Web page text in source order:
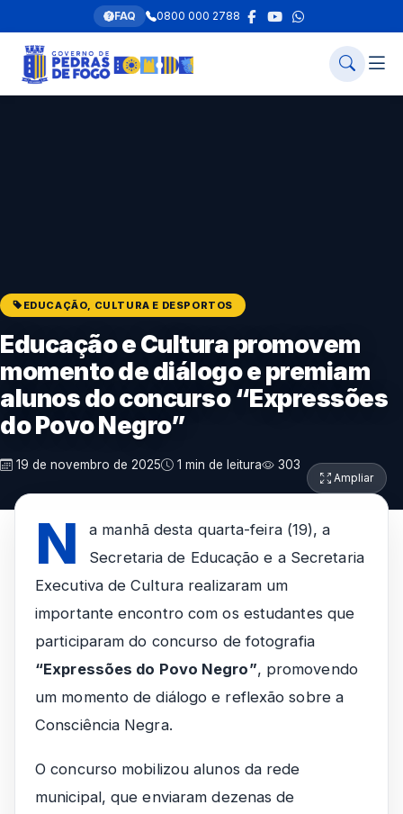
FAQ 0800 000 2788
EDUCAÇÃO, CULTURA E DESPORTOS
Educação e Cultura promovem
momento de diálogo e premiam
alunos do concurso “Expressões
do Povo Negro”
19 de novembro de 2025 1 min de leitura 303
Ampliar
N
a manhã desta quarta-feira (19), a
Secretaria de Educação e a Secretaria
Executiva de Cultura realizaram um
importante encontro com os estudantes que
participaram do concurso de fotografia
“Expressões do Povo Negro”, promovendo
um momento de diálogo e reflexão sobre a
Consciência Negra.
O concurso mobilizou alunos da rede
municipal, que enviaram dezenas de